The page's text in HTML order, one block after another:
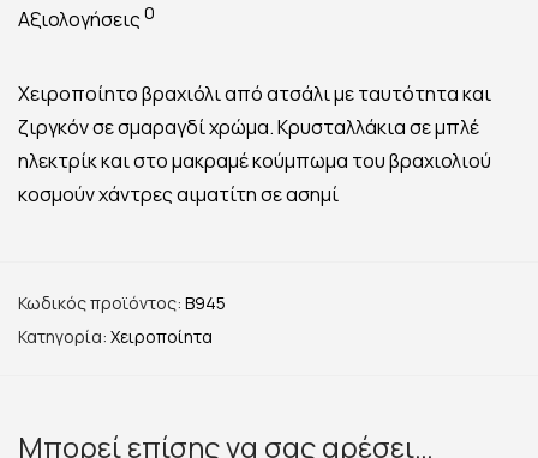
Αξιολογήσεις 0
Χειροποίητο βραχιόλι από ατσάλι με ταυτότητα και
ζιργκόν σε σμαραγδί χρώμα. Κρυσταλλάκια σε μπλέ
ηλεκτρίκ και στο μακραμέ κούμπωμα του βραχιολιού
κοσμούν χάντρες αιματίτη σε ασημί
Κωδικός προϊόντος: B945
Κατηγορία: Χειροποίητα
Μπορεί επίσης να σας αρέσει…